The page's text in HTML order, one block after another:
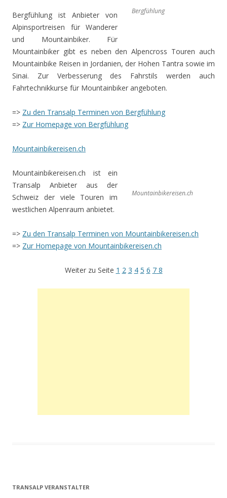
Bergfühlung
Bergfühlung ist Anbieter von
Alpinsportreisen für Wanderer
und Mountainbiker. Für
Mountainbiker gibt es neben den Alpencross Touren auch
Mountainbike Reisen in Jordanien, der Hohen Tantra sowie im
Sinai. Zur Verbesserung des Fahrstils werden auch
Fahrtechnikkurse für Mountainbiker angeboten.
=> Zu den Transalp Terminen von Bergfühlung
=> Zur Homepage von Bergfühlung
Mountainbikereisen.ch
Mountainbikereisen.ch
Mountainbikereisen.ch ist ein
Transalp Anbieter aus der
Schweiz der viele Touren im
westlichen Alpenraum anbietet.
=> Zu den Transalp Terminen von Mountainbikereisen.ch
=> Zur Homepage von Mountainbikereisen.ch
Weiter zu Seite 1 2 3 4 5 6 78
TRANSALP VERANSTALTER